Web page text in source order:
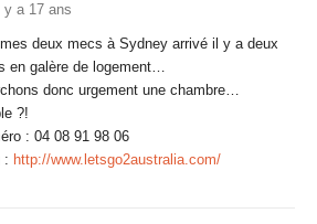
y a 17 ans
deux mecs à Sydney arrivé il y a deux
en galère de logement…
donc urgement une chambre…
?!
: 04 08 91 98 06
: http://www.letsgo2australia.com/